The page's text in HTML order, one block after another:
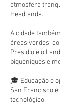
atmosfera
Headlands.
A cidade
áreas verdes,
Presidio e o
piqueniques e
🎓 Educação e
San Francisco
tecnológico.